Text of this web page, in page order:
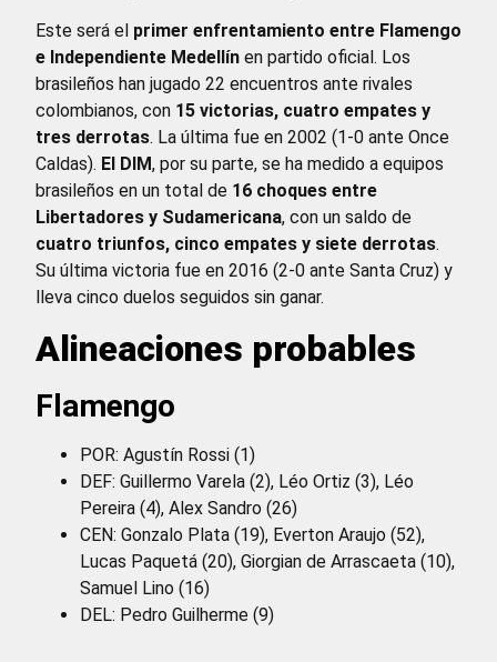
Este será el primer enfrentamiento entre Flamengo
e Independiente Medellín en partido oficial. Los
brasileños han jugado 22 encuentros ante rivales
colombianos, con 15 victorias, cuatro empates y
tres derrotas. La última fue en 2002 (1-0 ante Once
Caldas). El DIM, por su parte, se ha medido a equipos
brasileños en un total de 16 choques entre
Libertadores y Sudamericana, con un saldo de
cuatro triunfos, cinco empates y siete derrotas.
Su última victoria fue en 2016 (2-0 ante Santa Cruz) y
lleva cinco duelos seguidos sin ganar.
Alineaciones probables
Flamengo
POR: Agustín Rossi (1)
DEF: Guillermo Varela (2), Léo Ortiz (3), Léo
Pereira (4), Alex Sandro (26)
CEN: Gonzalo Plata (19), Everton Araujo (52),
Lucas Paquetá (20), Giorgian de Arrascaeta (10),
Samuel Lino (16)
DEL: Pedro Guilherme (9)